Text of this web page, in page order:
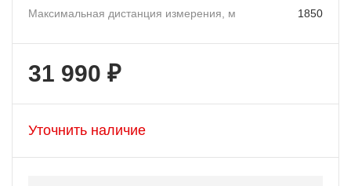
Максимальная дистанция измерения, м 1850
31 990 ₽
Уточнить наличие